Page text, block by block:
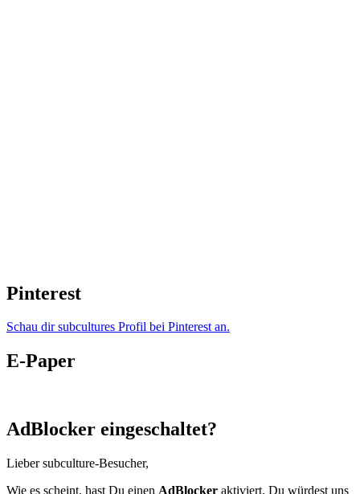
Pinterest
Schau dir subcultures Profil bei Pinterest an.
E-Paper
AdBlocker eingeschaltet?
Lieber subculture-Besucher,
Wie es scheint, hast Du einen AdBlocker aktiviert. Du würdest uns